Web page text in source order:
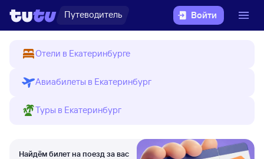
Путеводитель Войти
Отели в Екатеринбурге
Авиабилеты в Екатеринбург
Туры в Екатеринбург
Найдём билет на поезд за вас